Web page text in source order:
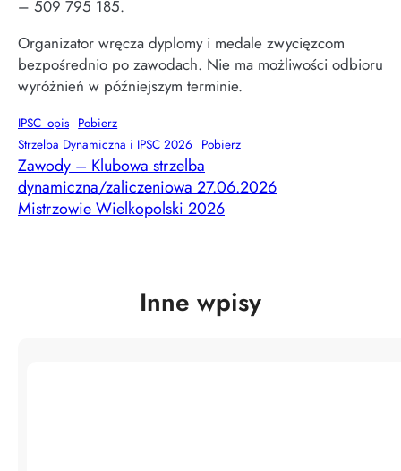
– 509 795 185.
Organizator wręcza dyplomy i medale zwycięzcom
bezpośrednio po zawodach. Nie ma możliwości odbioru
wyróżnień w późniejszym terminie.
IPSC_opis Pobierz
Strzelba Dynamiczna i IPSC 2026 Pobierz
Zawody – Klubowa strzelba
dynamiczna/zaliczeniowa 27.06.2026
Mistrzowie Wielkopolski 2026
Inne wpisy